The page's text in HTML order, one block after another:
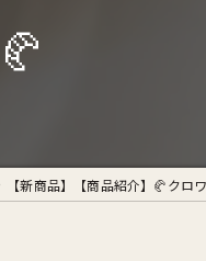
【新商品】【商品紹介】🥐クロ